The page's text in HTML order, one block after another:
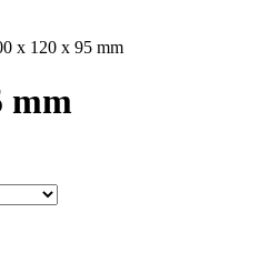
x 120 x 95 mm
mm